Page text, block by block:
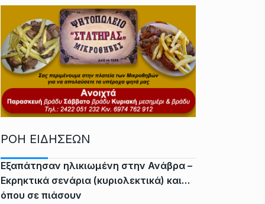
ΡΟΗ ΕΙΔΗΣΕΩΝ
Εξαπάτησαν ηλικιωμένη στην Ανάβρα –
Εκρηκτικά σενάρια (κυριολεκτικά) και…
όπου σε πιάσουν